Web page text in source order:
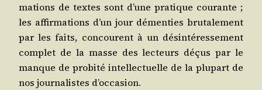
ma­tions de textes sont d’une pra­tique cou­rante ;
les affir­ma­tions d’un jour démen­ties bru­ta­le­ment
par les faits, concourent à un dés­in­té­res­se­ment
com­plet de la masse des lec­teurs déçus par le
manque de pro­bi­té intel­lec­tuelle de la plu­part de
nos jour­na­listes d’occasion.